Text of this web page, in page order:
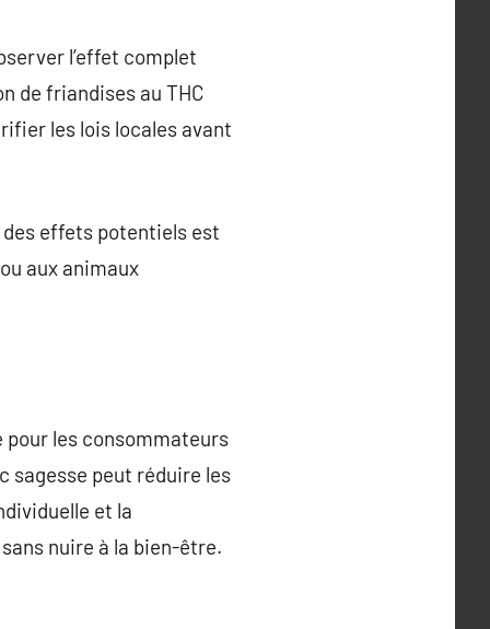
l’effet complet
de friandises au THC
les lois locales avant
effets potentiels est
aux animaux
pour les consommateurs
sagesse peut réduire les
et la
nuire à la bien-être.